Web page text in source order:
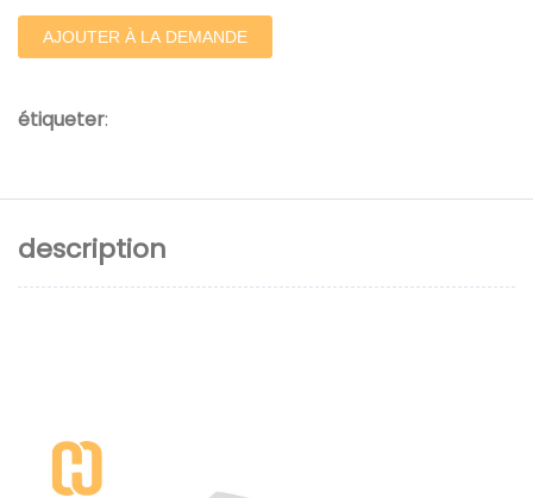
AJOUTER À LA DEMANDE
étiqueter:
description